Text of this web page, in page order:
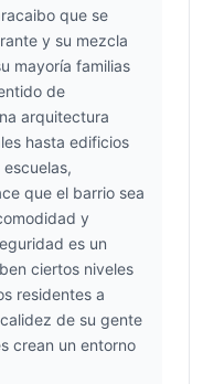
que se
y su mezcla
mayoría familias
de
arquitectura
hasta edificios
que el barrio sea
y
es un
ciertos niveles
residentes a
de su gente
crean un entorno